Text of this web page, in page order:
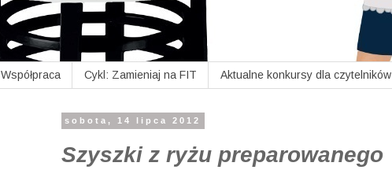
Cykl: Zamieniaj na FIT Aktualne konkursy dla czytelników
sobota, 14 lipca 2012
Szyszki z ryżu preparowanego